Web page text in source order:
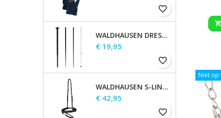
favorite_border
WALDHAUSEN DRESSUUR ZWEEP
Prijs
€ 19,95
favorite_border
WALDHAUSEN S-LINE GECOMBINEERDE NEUSRIEM
Prijs
€ 42,95
favorite_border

Niet op